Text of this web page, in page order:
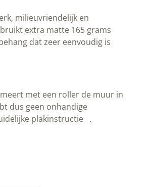
milieuvriendelijk en
extra matte 165 grams
dat zeer eenvoudig is
met een roller de muur in
dus geen onhandige
plakinstructie .